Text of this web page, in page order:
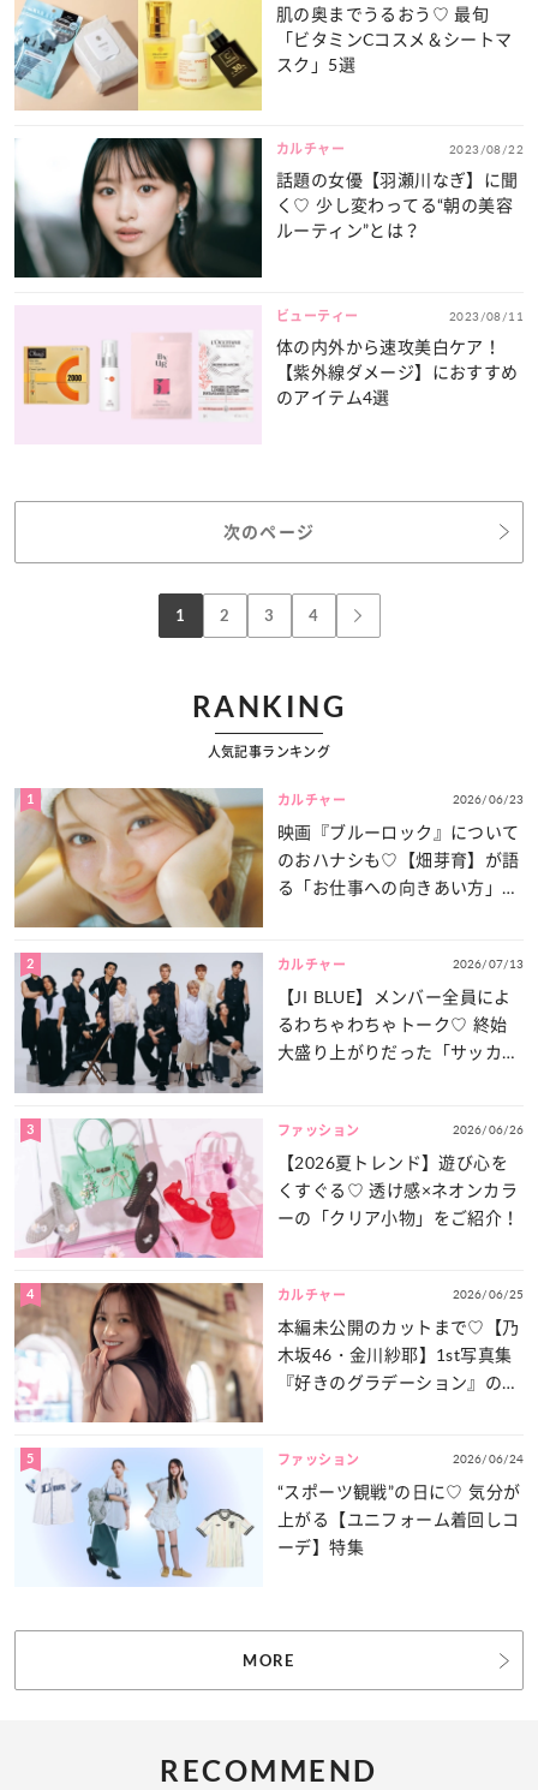
肌の奥までうるおう♡ 最旬
「ビタミンCコスメ＆シートマ
スク」5選
カルチャー 2023/08/22
話題の女優【羽瀬川なぎ】に聞
く♡ 少し変わってる“朝の美容
ルーティン”とは？
ビューティー 2023/08/11
体の内外から速攻美白ケア！
【紫外線ダメージ】におすすめ
のアイテム4選
次のページ
1 2 3 4
RANKING
人気記事ランキング
1 カルチャー 2026/06/23
映画『ブルーロック』について
のおハナシも♡【畑芽育】が語
る「お仕事への向きあい方」と
2 カルチャー 2026/07/13
【JI BLUE】メンバー全員によ
るわちゃわちゃトーク♡ 終始
大盛り上がりだった「サッカー
3 ファッション 2026/06/26
【2026夏トレンド】遊び心を
くすぐる♡ 透け感×ネオンカラ
ーの「クリア小物」をご紹介！
4 カルチャー 2026/06/25
本編未公開のカットまで♡【乃
木坂46・金川紗耶】1st写真集
『好きのグラデーション』の魅
5 ファッション 2026/06/24
“スポーツ観戦”の日に♡ 気分が
上がる【ユニフォーム着回しコ
ーデ】特集
MORE
RECOMMEND